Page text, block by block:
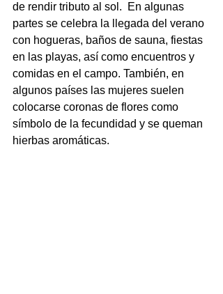
de rendir tributo al sol.  En algunas
partes se celebra la llegada del verano
con hogueras, baños de sauna, fiestas
en las playas, así como encuentros y
comidas en el campo. También, en
algunos países las mujeres suelen
colocarse coronas de flores como
símbolo de la fecundidad y se queman
hierbas aromáticas.